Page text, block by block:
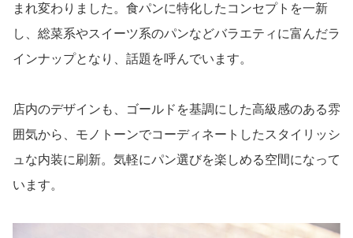
まれ変わりました。食パンに特化したコンセプトを一新
し、総菜系やスイーツ系のパンなどバラエティに富んだラ
インナップとなり、話題を呼んでいます。
店内のデザインも、ゴールドを基調にした高級感のある雰
囲気から、モノトーンでコーディネートしたスタイリッシ
ュな内装に刷新。気軽にパン選びを楽しめる空間になって
います。